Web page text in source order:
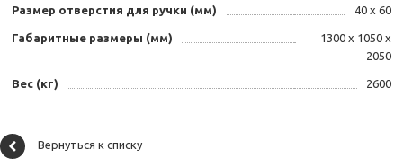
Размер отверстия для ручки (мм) 40 х 60
Габаритные размеры (мм)
1300 х 1050 х
2050
Вес (кг) 2600
Вернуться к списку